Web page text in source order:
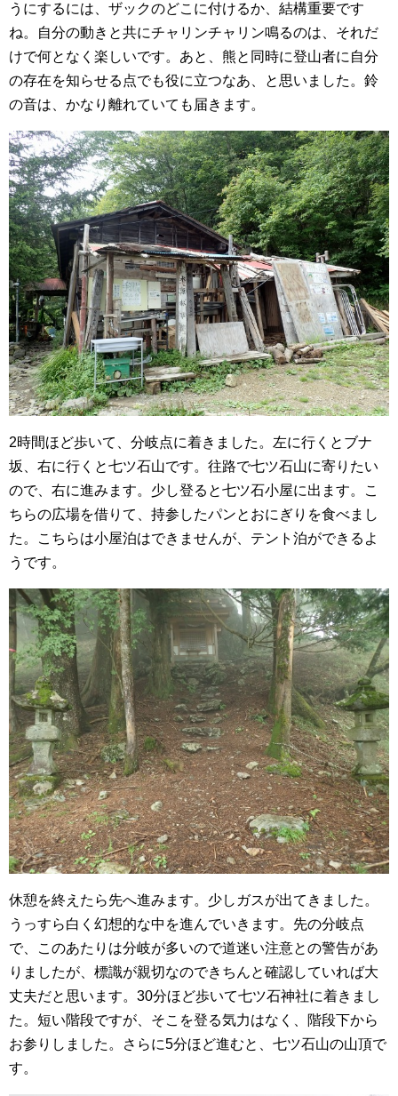
うにするには、ザックのどこに付けるか、結構重要です
ね。自分の動きと共にチャリンチャリン鳴るのは、それだ
けで何となく楽しいです。あと、熊と同時に登山者に自分
の存在を知らせる点でも役に立つなあ、と思いました。鈴
の音は、かなり離れていても届きます。
2時間ほど歩いて、分岐点に着きました。左に行くとブナ
坂、右に行くと七ツ石山です。往路で七ツ石山に寄りたい
ので、右に進みます。少し登ると七ツ石小屋に出ます。こ
ちらの広場を借りて、持参したパンとおにぎりを食べまし
た。こちらは小屋泊はできませんが、テント泊ができるよ
うです。
休憩を終えたら先へ進みます。少しガスが出てきました。
うっすら白く幻想的な中を進んでいきます。先の分岐点
で、このあたりは分岐が多いので道迷い注意との警告があ
りましたが、標識が親切なのできちんと確認していれば大
丈夫だと思います。30分ほど歩いて七ツ石神社に着きまし
た。短い階段ですが、そこを登る気力はなく、階段下から
お参りしました。さらに5分ほど進むと、七ツ石山の山頂で
す。